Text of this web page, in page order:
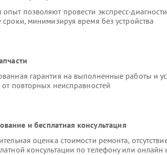
позволяют провести экспресс-
минимизируя время без устройства
гарантия на выполненные работы и
повторных неисправностей
и бесплатная консультация
оценка стоимости ремонта,
консультации по телефону или онлайн